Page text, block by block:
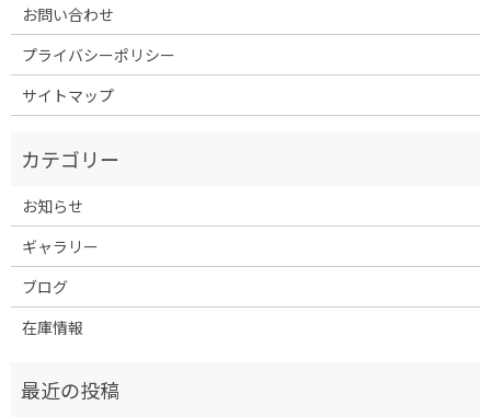
お問い合わせ
プライバシーポリシー
サイトマップ
お知らせ
ギャラリー
ブログ
在庫情報